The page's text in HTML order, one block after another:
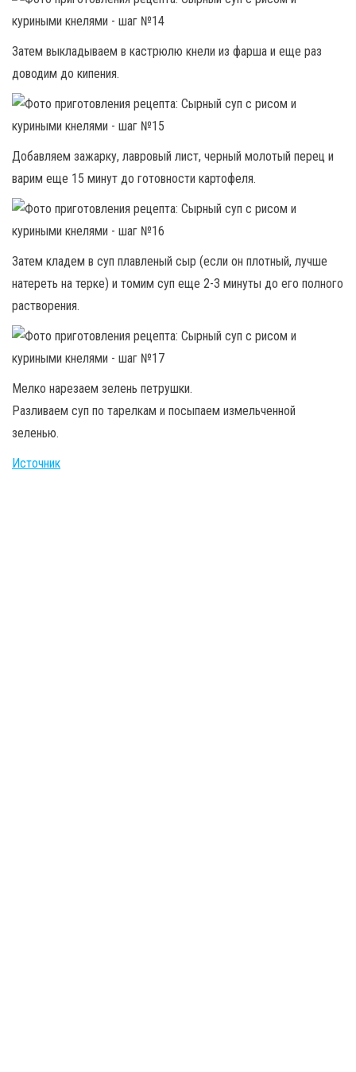
Затем выкладываем в кастрюлю кнели из фарша и еще раз
доводим до кипения.
Добавляем зажарку, лавровый лист, черный молотый перец и
варим еще 15 минут до готовности картофеля.
Затем кладем в суп плавленый сыр (если он плотный, лучше
натереть на терке) и томим суп еще 2-3 минуты до его полного
растворения.
Мелко нарезаем зелень петрушки.
Разливаем суп по тарелкам и посыпаем измельченной
зеленью.
Источник